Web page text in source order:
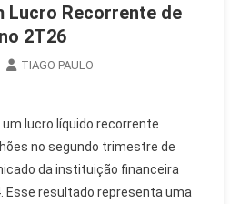
Lucro Recorrente de
2T26
TIAGO PAULO
um lucro líquido recorrente
no segundo trimestre de
da instituição financeira
Esse resultado representa uma